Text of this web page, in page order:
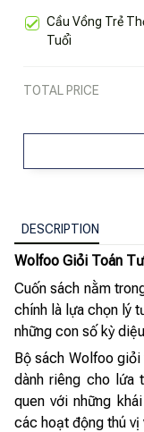
Cầu Vồng Trẻ
Tuổi
TOTAL PRICE
DESCRIPTION
Wolfoo Giỏi Toán
Cuốn sách nằm
chính là lựa chọn lý
những con số kỳ
Bộ sách Wolfoo
dành riêng cho lứa
quen với những
các hoạt động thú vị